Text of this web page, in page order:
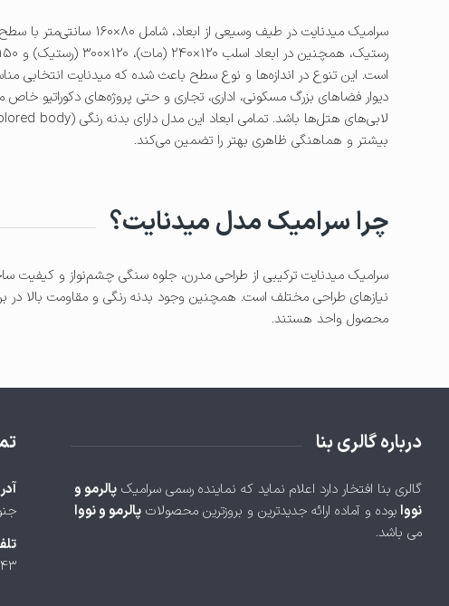
سرامیک میدنایت در طیف وسیعی از
است. این تنوع در اندازه‌ها و نوع سطح باعث شده که میدنایت انتخابی
دیوار فضاهای بزرگ مسکونی، اداری، تجاری و حتی پروژه‌های دکوراتیو خاص
بیشتر و هماهنگی ظاهری بهتر را تضمین می‌کند.
چرا سرامیک مدل میدنایت؟
سرامیک میدنایت ترکیبی از طراحی مدرن، جلوه سنگی چشم‌نواز و
نیازهای طراحی مختلف است. همچنین وجود بدنه رنگی و مقاومت بالا در
محصول واحد هستند.
درباره گالری بنا
گالری بنا افتخار دارد اعلام نماید که نماینده رسمی سرامیک پالرمو و
نووابوده و آماده ارائه جدیدترین و بروزترین محصولات پالرمو و نووا
می باشد.